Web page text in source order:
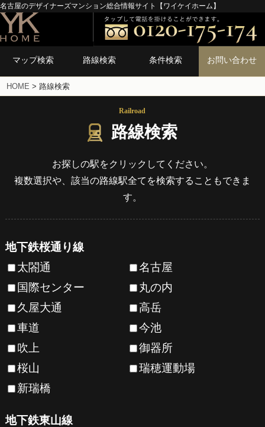
名古屋のデザイナーズマンション総合情報サイト【ワイケイホーム】
マップ検索 路線検索 条件検索 お問い合わせ
HOME > 路線検索
Railroad
路線検索
お探しの駅をクリックしてください。
複数選択や、該当の路線駅全てを検索することもできま
す。
地下鉄桜通り線
太閤通
名古屋
国際センター
丸の内
久屋大通
高岳
車道
今池
吹上
御器所
桜山
瑞穂運動場
新瑞橋
地下鉄東山線